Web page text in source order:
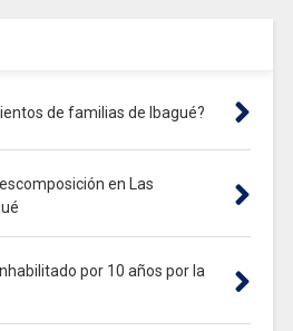
de familias de Ibagué?
en Las
por 10 años por la